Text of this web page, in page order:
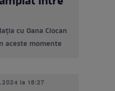
cu Oana Ciocan
aceste momente
la 18:27